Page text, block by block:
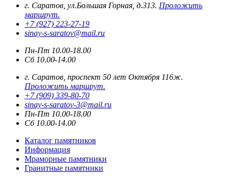
г. Саратов, ул.Большая Горная, д.313. Проложить
маршрут.
+7 (927) 223-27-19
sinay-s-saratov@mail.ru
Пн-Пт 10.00-18.00
Сб 10.00-14.00
г. Саратов, проспект 50 лет Октября 116ж.
Проложить маршрут.
+7 (909) 339-80-70
sinay-s-saratov-3@mail.ru
Пн-Пт 10.00-18.00
Сб 10.00-14.00
Каталог памятников
Информация
Мраморные памятники
Гранитные памятники